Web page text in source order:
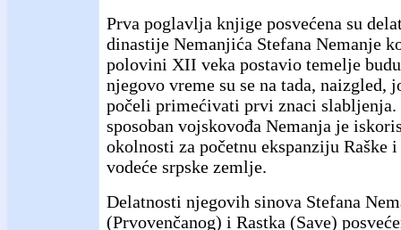
Prva poglavlja knjige posvećena su
dinastije Nemanjića Stefana Nemanje
polovini XII veka postavio temelje
njegovo vreme su se na tada,
počeli primećivati prvi znaci slabljenja.
sposoban vojskovođa Nemanja je
okolnosti za početnu ekspanziju Raške
vodeće srpske zemlje.
Delatnosti njegovih sinova Stefana
(Prvovenčanog) i Rastka (Save)